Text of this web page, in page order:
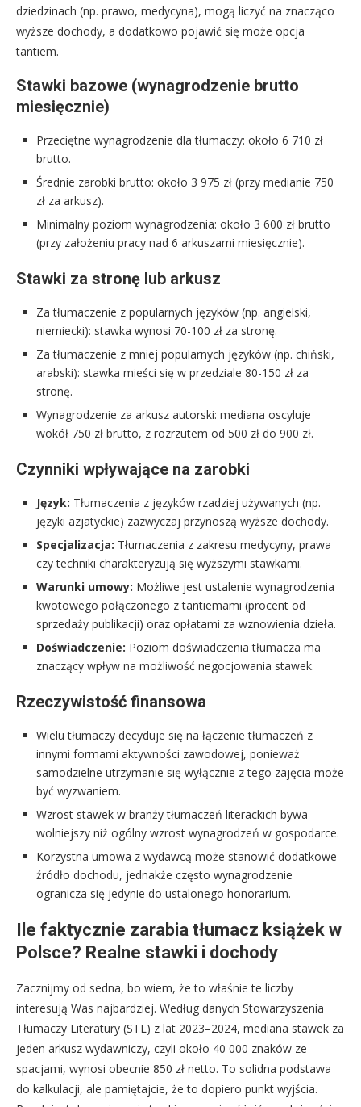
dziedzinach (np. prawo, medycyna), mogą liczyć na znacząco
wyższe dochody, a dodatkowo pojawić się może opcja
tantiem.
Stawki bazowe (wynagrodzenie brutto
miesięcznie)
Przeciętne wynagrodzenie dla tłumaczy: około 6 710 zł
brutto.
Średnie zarobki brutto: około 3 975 zł (przy medianie 750
zł za arkusz).
Minimalny poziom wynagrodzenia: około 3 600 zł brutto
(przy założeniu pracy nad 6 arkuszami miesięcznie).
Stawki za stronę lub arkusz
Za tłumaczenie z popularnych języków (np. angielski,
niemiecki): stawka wynosi 70-100 zł za stronę.
Za tłumaczenie z mniej popularnych języków (np. chiński,
arabski): stawka mieści się w przedziale 80-150 zł za
stronę.
Wynagrodzenie za arkusz autorski: mediana oscyluje
wokół 750 zł brutto, z rozrzutem od 500 zł do 900 zł.
Czynniki wpływające na zarobki
Język: Tłumaczenia z języków rzadziej używanych (np.
języki azjatyckie) zazwyczaj przynoszą wyższe dochody.
Specjalizacja: Tłumaczenia z zakresu medycyny, prawa
czy techniki charakteryzują się wyższymi stawkami.
Warunki umowy: Możliwe jest ustalenie wynagrodzenia
kwotowego połączonego z tantiemami (procent od
sprzedaży publikacji) oraz opłatami za wznowienia dzieła.
Doświadczenie: Poziom doświadczenia tłumacza ma
znaczący wpływ na możliwość negocjowania stawek.
Rzeczywistość finansowa
Wielu tłumaczy decyduje się na łączenie tłumaczeń z
innymi formami aktywności zawodowej, ponieważ
samodzielne utrzymanie się wyłącznie z tego zajęcia może
być wyzwaniem.
Wzrost stawek w branży tłumaczeń literackich bywa
wolniejszy niż ogólny wzrost wynagrodzeń w gospodarce.
Korzystna umowa z wydawcą może stanowić dodatkowe
źródło dochodu, jednakże często wynagrodzenie
ogranicza się jedynie do ustalonego honorarium.
Ile faktycznie zarabia tłumacz książek w
Polsce? Realne stawki i dochody
Zacznijmy od sedna, bo wiem, że to właśnie te liczby
interesują Was najbardziej. Według danych Stowarzyszenia
Tłumaczy Literatury (STL) z lat 2023–2024, mediana stawek za
jeden arkusz wydawniczy, czyli około 40 000 znaków ze
spacjami, wynosi obecnie 850 zł netto. To solidna podstawa
do kalkulacji, ale pamiętajcie, że to dopiero punkt wyjścia.